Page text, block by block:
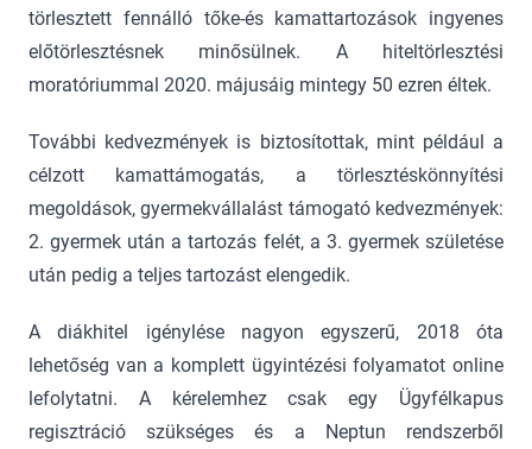
törlesztett fennálló tőke-és kamattartozások ingyenes
előtörlesztésnek minősülnek. A hiteltörlesztési
moratóriummal 2020. májusáig mintegy 50 ezren éltek.
További kedvezmények is biztosítottak, mint például a
célzott kamattámogatás, a törlesztéskönnyítési
megoldások, gyermekvállalást támogató kedvezmények:
2. gyermek után a tartozás felét, a 3. gyermek születése
után pedig a teljes tartozást elengedik.
A diákhitel igénylése nagyon egyszerű, 2018 óta
lehetőség van a komplett ügyintézési folyamatot online
lefolytatni. A kérelemhez csak egy Ügyfélkapus
regisztráció szükséges és a Neptun rendszerből